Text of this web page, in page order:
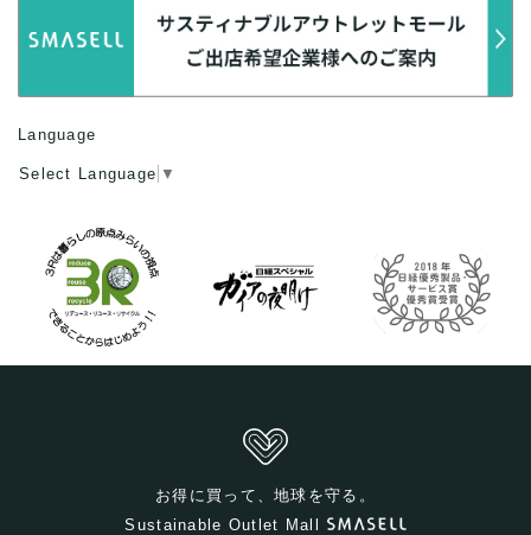
Language
Select Language ▼
お得に買って、地球を守る。
Sustainable Outlet Mall